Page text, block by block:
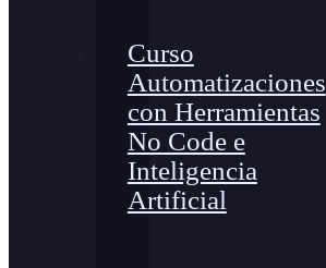
Curso
Automatizaciones
con Herramientas
No Code e
Inteligencia
Artificial